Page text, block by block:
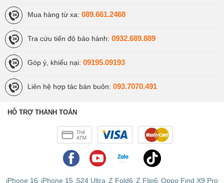
Mua hàng từ xa: 089.661.2468
Tra cứu tiến độ bảo hành: 0932.689.889
Góp ý, khiếu nại: 09195.09193
Liên hệ hợp tác bán buôn: 093.7070.491
HỖ TRỢ THANH TOÁN
iPhone 16 iPhone 15 S24 Ultra Z Fold6 Z Flip6 Oppo Find X9 Pro